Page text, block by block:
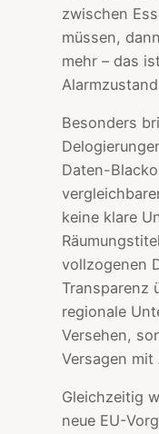
zwischen
müssen,
mehr – das
Besonders
Daten-
keine klare
vollzogenen
Transparenz
regionale
Versehen,
Versagen mit
Gleichzeitig
neue EU-